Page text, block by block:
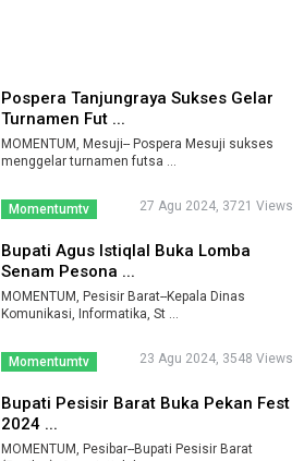
Pospera Tanjungraya Sukses Gelar
Turnamen Fut ...
MOMENTUM, Mesuji-- Pospera Mesuji sukses
menggelar turnamen futsa ...
Momentumtv 27 Agu 2024, 3721 Views
Bupati Agus Istiqlal Buka Lomba
Senam Pesona ...
MOMENTUM, Pesisir Barat--Kepala Dinas
Komunikasi, Informatika, St ...
Momentumtv 23 Agu 2024, 3548 Views
Bupati Pesisir Barat Buka Pekan Fest
2024 ...
MOMENTUM, Pesibar--Bupati Pesisir Barat